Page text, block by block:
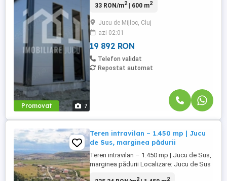
Promovat 7
modernă, situată în zona industrială Jucu
Centura Cluj-Vâlcele și Autostrada A3.
Proprietatea este ideală pentru activități
de producție, depozitare, ...
33 RON/m2| 600 m2
Jucu de Mijloc, Cluj
azi 02:01
19 892 RON
Telefon validat
Repostat automat
Teren intravilan – 1.450 mp | Jucu
de Sus, marginea pădurii
Teren intravilan – 1.450 mp | Jucu de Sus,
marginea pădurii Localizare: Jucu de Sus
2 2